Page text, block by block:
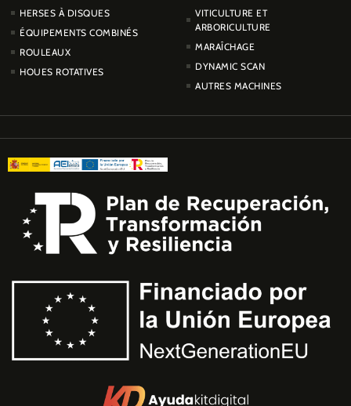
HERSES À DISQUES
ÉQUIPEMENTS COMBINÉS
ROULEAUX
HOUES ROTATIVES
VITICULTURE ET
ARBORICULTURE
MARAÎCHAGE
DYNAMIC SCAN
AUTRES MACHINES